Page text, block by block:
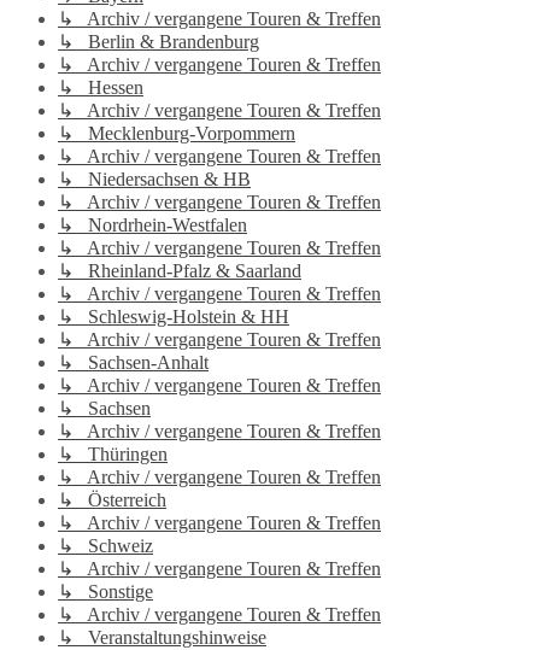
↳ Archiv / vergangene Touren & Treffen
↳ Berlin & Brandenburg
↳ Archiv / vergangene Touren & Treffen
↳ Hessen
↳ Archiv / vergangene Touren & Treffen
↳ Mecklenburg-Vorpommern
↳ Archiv / vergangene Touren & Treffen
↳ Niedersachsen & HB
↳ Archiv / vergangene Touren & Treffen
↳ Nordrhein-Westfalen
↳ Archiv / vergangene Touren & Treffen
↳ Rheinland-Pfalz & Saarland
↳ Archiv / vergangene Touren & Treffen
↳ Schleswig-Holstein & HH
↳ Archiv / vergangene Touren & Treffen
↳ Sachsen-Anhalt
↳ Archiv / vergangene Touren & Treffen
↳ Sachsen
↳ Archiv / vergangene Touren & Treffen
↳ Thüringen
↳ Archiv / vergangene Touren & Treffen
↳ Österreich
↳ Archiv / vergangene Touren & Treffen
↳ Schweiz
↳ Archiv / vergangene Touren & Treffen
↳ Sonstige
↳ Archiv / vergangene Touren & Treffen
↳ Veranstaltungshinweise